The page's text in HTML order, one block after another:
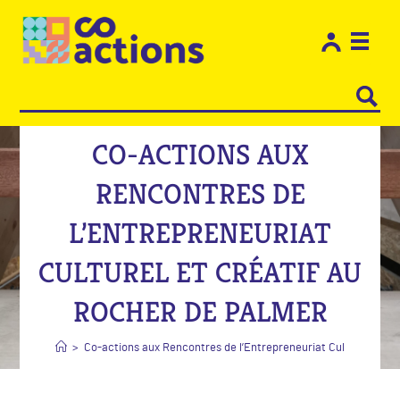
CO-ACTIONS AUX
RENCONTRES DE
L’ENTREPRENEURIAT
CULTUREL ET CRÉATIF AU
ROCHER DE PALMER
> Co-actions aux Rencontres de l’Entrepreneuriat Culturel et